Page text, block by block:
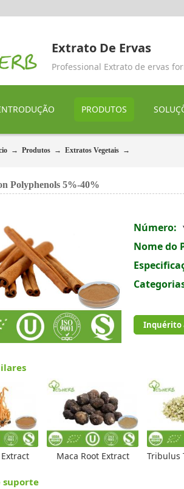
Extrato De Ervas
Professional Extrato de ervas
PRODUTOS
→ Produtos → Extratos Vegetais →
Polyphenols 5%-40%
Número:
Nome do
Inquérito
Maca Root Extract Tribulus
suporte